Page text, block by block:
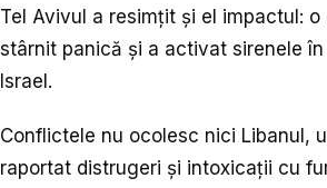
Tel Avivul a resimțit și el impactul:
stârnit panică și a activat sirenele
Israel.
Conflictele nu ocolesc nici Libanul,
raportat distrugeri și intoxicații cu